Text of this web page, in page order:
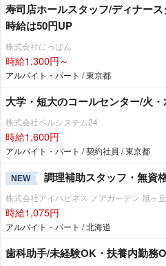
寿司店ホールスタッフ/ディナー
時給は50円UP
株式会社にっぱん
時給1,300円～
アルバイト・パート / 東京都
大学・短大のコールセンター/火
株式会社ベルシステム24
時給1,600円
アルバイト・パート / 契約社員 / 東京都
NEW 調理補助スタッフ・無資
株式会社アイハピネス ノアガーデン 旭ヶ
時給1,075円
アルバイト・パート / 北海道
歯科助手/未経験OK・扶養内勤務